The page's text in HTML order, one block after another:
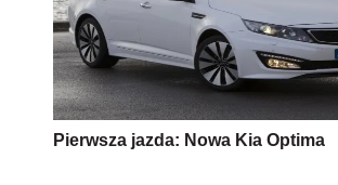
Pierwsza jazda: Nowa Kia Optima